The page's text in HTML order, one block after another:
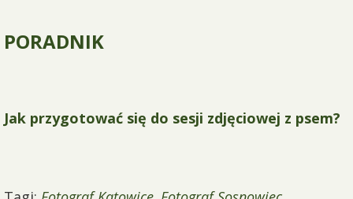
PORADNIK
Jak przygotować się do sesji zdjęciowej z psem?